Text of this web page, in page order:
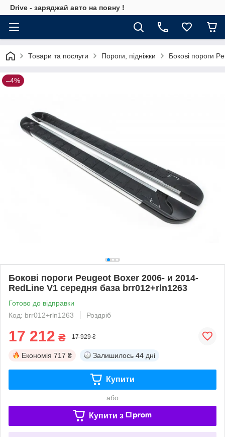
Drive - заряджай авто на повну !
Товари та послуги Пороги, підніжки Бокові пороги
–4%
Бокові пороги Peugeot Boxer 2006- и 2014-
RedLine V1 середня база brr012+rln1263
Готово до відправки
Код: brr012+rln1263
Роздріб
17 212 ₴ 17 929 ₴
Економія 717 ₴ Залишилось 44 дні
Купити
або
Купити з